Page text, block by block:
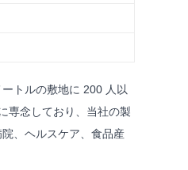
トルの敷地に 200 人以
専念しており、当社の製
、ヘルスケア、食品産